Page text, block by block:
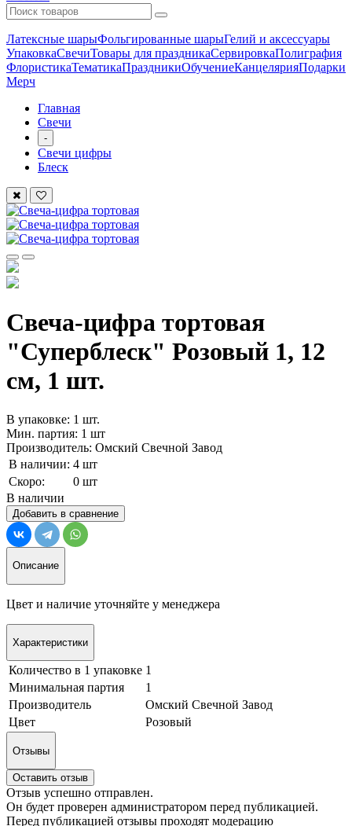
Латексные шарыФольгированные шарыГелий и аксессуары
УпаковкаСвечиТовары для праздникаСервировкаПолиграфия
ФлористикаТематикаПраздникиОбучениеКанцелярияПодарки
Мерч
Главная
Свечи
-
Свечи цифры
Блеск
Свеча-цифра тортовая
"Суперблеск" Розовый 1, 12
см, 1 шт.
В упаковке: 1 шт.
Мин. партия: 1 шт
Производитель: Омский Свечной Завод
В наличии: 4 шт
Скоро:
0 шт
В наличии
Добавить в сравнение
Описание
Цвет и наличие уточняйте у менеджера
Характеристики
Количество в 1 упаковке 1
Минимальная партия
1
Производитель
Омский Свечной Завод
Цвет
Розовый
Отзывы
Оставить отзыв
Отзыв успешно отправлен.
Он будет проверен администратором перед публикацией.
Перед публикацией отзывы проходят модерацию